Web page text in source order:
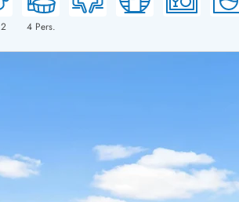
Ferienhäuser für Angler
Ferienhaus für 4 Personen
Ferienhaus für 6
4Pers.